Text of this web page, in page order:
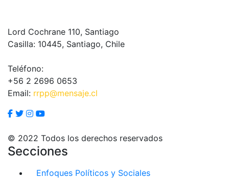
Lord Cochrane 110, Santiago
Casilla: 10445, Santiago, Chile
Teléfono:
+56 2 2696 0653
Email: rrpp@mensaje.cl
© 2022 Todos los derechos reservados
Secciones
Enfoques Políticos y Sociales